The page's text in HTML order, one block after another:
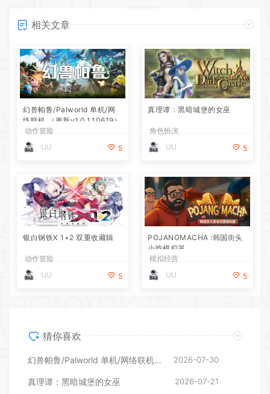
相关文章
幻兽帕鲁/Palworld 单机/网
络联机 （更新v1.0.1.10619）
动作冒险
UU
5
真理谭：黑暗城堡的女巫
角色扮演
UU
5
银白钢铁X 1+2 双重收藏辑
动作冒险
UU
5
POJANGMACHA :韩国街头
小吃模拟器
模拟经营
UU
5
猜你喜欢
幻兽帕鲁/Palworld 单机/网络联机 （更新v1.0.1.10619） 2026-07-30
真理谭：黑暗城堡的女巫 2026-07-21